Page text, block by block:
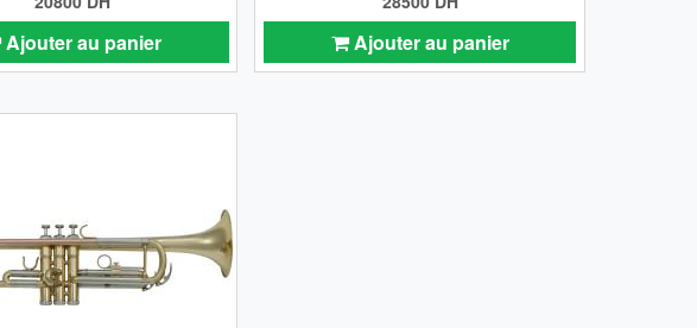
Ajouter au panier Ajouter au panier